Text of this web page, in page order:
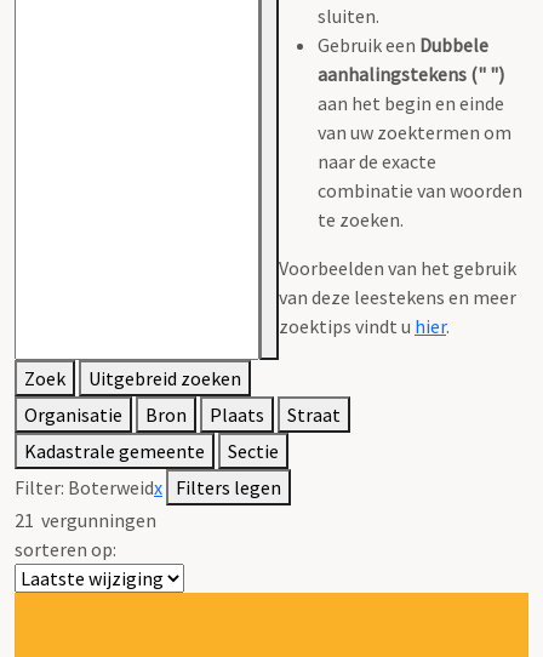
sluiten.
Gebruik een Dubbele
aanhalingstekens (" ")
aan het begin en einde
van uw zoektermen om
naar de exacte
combinatie van woorden
te zoeken.
Voorbeelden van het gebruik
van deze leestekens en meer
zoektips vindt u hier.
Zoek
Uitgebreid zoeken
Organisatie
Bron Plaats
Straat
Kadastrale gemeente
Sectie
Filter: Boterweidx Filters legen
21 vergunningen
sorteren op: